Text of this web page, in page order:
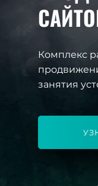
Комплекс
занятия